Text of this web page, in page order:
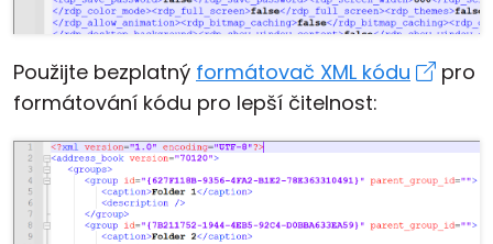
Použijte bezplatný formátovač XML kódu
pro
formátování kódu pro lepší čitelnost: